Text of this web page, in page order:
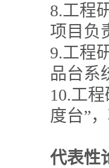
8.工程
项目负
9.工程
品台系
10.工
度台”
代表性